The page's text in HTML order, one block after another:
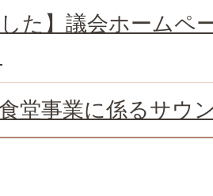
した】議会ホームペ
堂事業に係るサウ